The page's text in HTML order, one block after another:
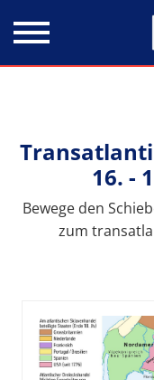
16. -
Bewege den
zum